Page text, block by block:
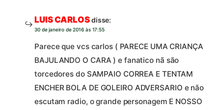
LUIS CARLOSdisse:
30 de janeiro de 2016 às 17:55
Parece que vcs carlos ( PARECE UMA CRIANÇA
BAJULANDO O CARA ) e fanatico nã são
torcedores do SAMPAIO CORREA E TENTAM
ENCHER BOLA DE GOLEIRO ADVERSARIO e não
escutam radio, o grande personagem E NOSSO